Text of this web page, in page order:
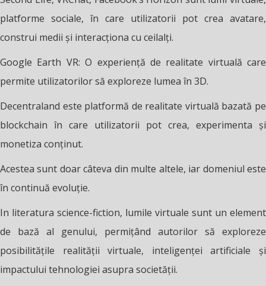
platforme sociale, în care utilizatorii pot crea avatare,
construi medii și interacționa cu ceilalți.
Google Earth VR: O experiență de realitate virtuală care
permite utilizatorilor să exploreze lumea în 3D.
Decentraland este platformă de realitate virtuală bazată pe
blockchain în care utilizatorii pot crea, experimenta și
monetiza conținut.
Acestea sunt doar câteva din multe altele, iar domeniul este
în continuă evoluție.
In literatura science-fiction, lumile virtuale sunt un element
de bază al genului, permițând autorilor să exploreze
posibilitățile realității virtuale, inteligenței artificiale și
impactului tehnologiei asupra societății.